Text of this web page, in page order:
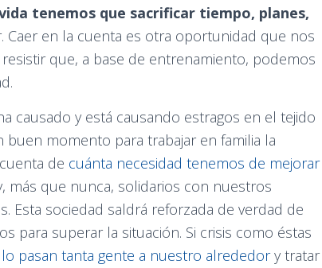
tenemos que sacrificar tiempo, planes,
Caer en la cuenta es otra oportunidad que nos
que, a base de entrenamiento, podemos
causado y está causando estragos en el tejido
buen momento para trabajar en familia la
de cuánta necesidad tenemos de mejorar
más que nunca, solidarios con nuestros
Esta sociedad saldrá reforzada de verdad de
para superar la situación. Si crisis como éstas
pasan tanta gente a nuestro alrededory tratar